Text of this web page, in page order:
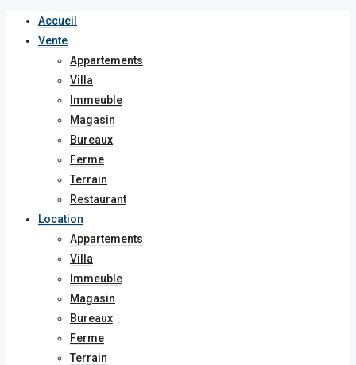
Accueil
Vente
Appartements
Villa
Immeuble
Magasin
Bureaux
Ferme
Terrain
Restaurant
Location
Appartements
Villa
Immeuble
Magasin
Bureaux
Ferme
Terrain